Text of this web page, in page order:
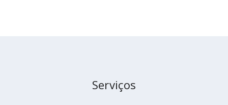
Serviços